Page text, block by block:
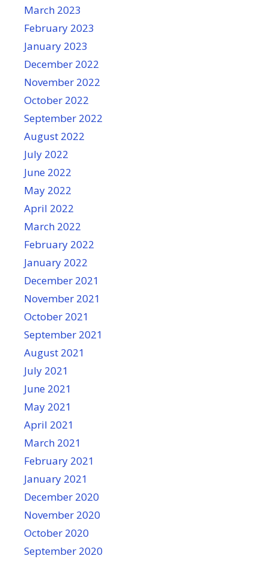
March 2023
February 2023
January 2023
December 2022
November 2022
October 2022
September 2022
August 2022
July 2022
June 2022
May 2022
April 2022
March 2022
February 2022
January 2022
December 2021
November 2021
October 2021
September 2021
August 2021
July 2021
June 2021
May 2021
April 2021
March 2021
February 2021
January 2021
December 2020
November 2020
October 2020
September 2020